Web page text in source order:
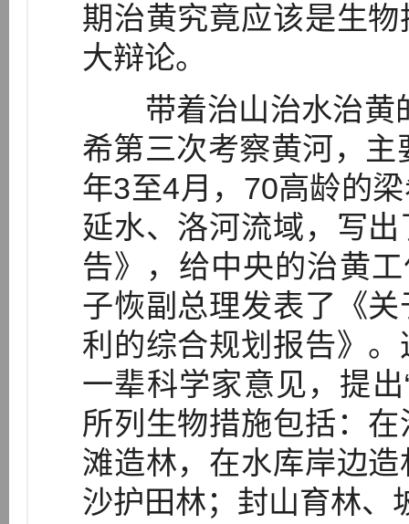
期治黄究竟应该是生
大辩论。
带着治山治水治黄
希第三次考察黄河，
年3至4月，70高龄的
延水、洛河流域，写
告》，给中央的治黄
子恢副总理发表了《
利的综合规划报告》
一辈科学家意见，提
所列生物措施包括：
滩造林，在水库岸边
沙护田林；封山育林、